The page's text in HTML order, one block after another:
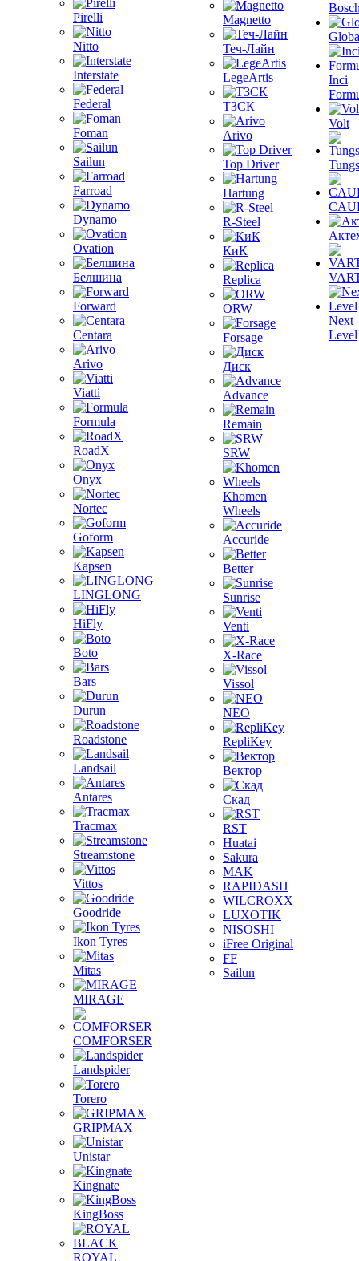
Pirelli
Nitto
Interstate
Federal
Foman
Sailun
Farroad
Dynamo
Ovation
Белшина
Forward
Centara
Arivo
Viatti
Formula
RoadX
Onyx
Nortec
Goform
Kapsen
LINGLONG
HiFly
Boto
Bars
Durun
Roadstone
Landsail
Antares
Tracmax
Streamstone
Vittos
Goodride
Ikon Tyres
Mitas
MIRAGE
COMFORSER
Landspider
Torero
GRIPMAX
Unistar
Kingnate
KingBoss
ROYAL
Magnetto
Теч-Лайн
LegeArtis
ТЗСК
Arivo
Top Driver
Hartung
R-Steel
КиК
Replica
ORW
Forsage
Диск
Advance
Remain
SRW
Khomen
Wheels
Accuride
Better
Sunrise
Venti
X-Race
Vissol
NEO
RepliKey
Вектор
Скад
RST
Huatai
Sakura
MAK
RAPIDASH
WILCROXX
LUXOTIK
NISOSHI
iFree Original
FF
Sailun
Inci
Volt
Next
Level